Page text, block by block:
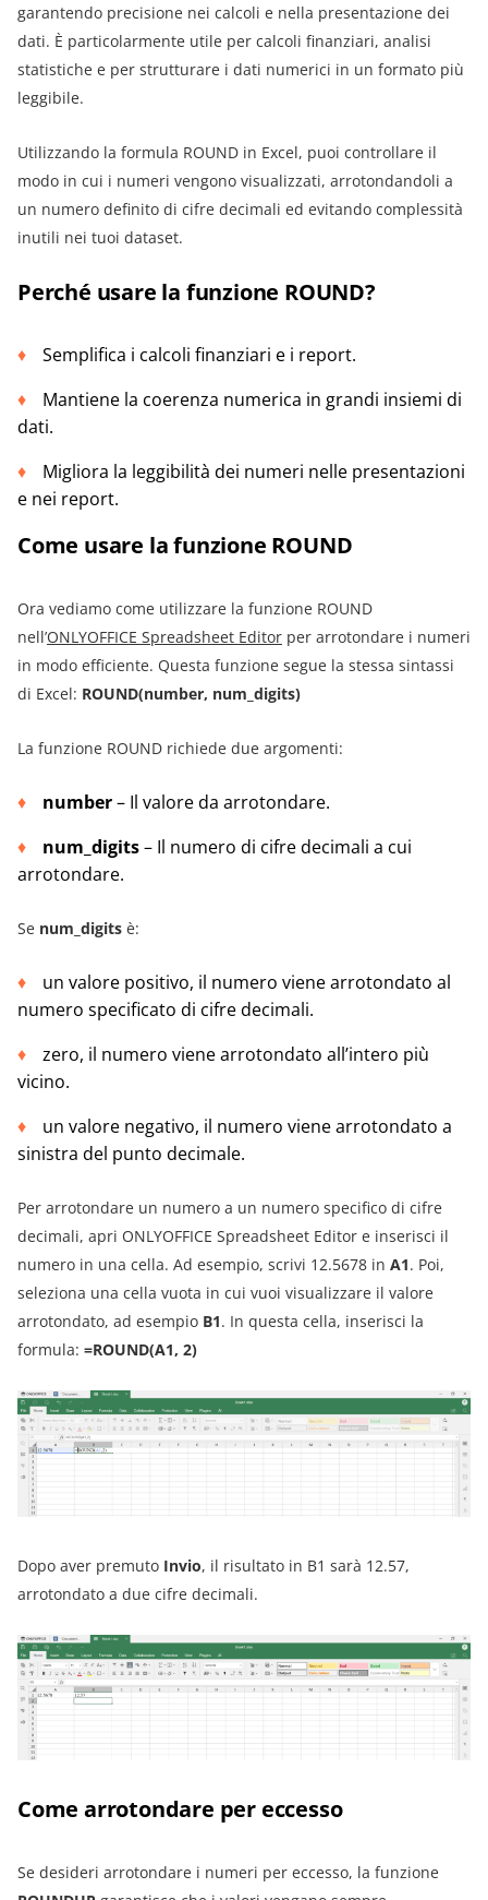
garantendo precisione nei calcoli e nella presentazione dei
dati. È particolarmente utile per calcoli finanziari, analisi
statistiche e per strutturare i dati numerici in un formato più
leggibile.
Utilizzando la formula ROUND in Excel, puoi controllare il
modo in cui i numeri vengono visualizzati, arrotondandoli a
un numero definito di cifre decimali ed evitando complessità
inutili nei tuoi dataset.
Perché usare la funzione ROUND?
Semplifica i calcoli finanziari e i report.
Mantiene la coerenza numerica in grandi insiemi di
dati.
Migliora la leggibilità dei numeri nelle presentazioni
e nei report.
Come usare la funzione ROUND
Ora vediamo come utilizzare la funzione ROUND
nell’ONLYOFFICE Spreadsheet Editor per arrotondare i numeri
in modo efficiente. Questa funzione segue la stessa sintassi
di Excel: ROUND(number, num_digits)
La funzione ROUND richiede due argomenti:
number– Il valore da arrotondare.
num_digits– Il numero di cifre decimali a cui
arrotondare.
Se num_digits è:
un valore positivo, il numero viene arrotondato al
numero specificato di cifre decimali.
zero, il numero viene arrotondato all’intero più
vicino.
un valore negativo, il numero viene arrotondato a
sinistra del punto decimale.
Per arrotondare un numero a un numero specifico di cifre
decimali, apri ONLYOFFICE Spreadsheet Editor e inserisci il
numero in una cella. Ad esempio, scrivi 12.5678 in A1. Poi,
seleziona una cella vuota in cui vuoi visualizzare il valore
arrotondato, ad esempio B1. In questa cella, inserisci la
formula: =ROUND(A1, 2)
Dopo aver premuto Invio, il risultato in B1 sarà 12.57,
arrotondato a due cifre decimali.
Come arrotondare per eccesso
Se desideri arrotondare i numeri per eccesso, la funzione